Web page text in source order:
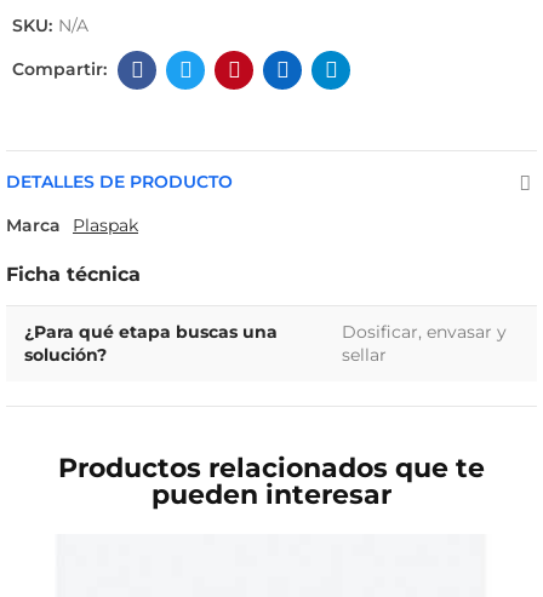
SKU: N/A
DETALLES DE PRODUCTO
Marca
Plaspak
Ficha técnica
¿Para qué etapa buscas una
solución?
Dosificar, envasar y
sellar
Productos relacionados que te
pueden interesar